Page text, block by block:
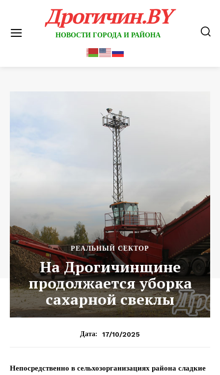
Дрогичин.BY
НОВОСТИ ГОРОДА И РАЙОНА
РЕАЛЬНЫЙ СЕКТОР
На Дрогичинщине
продолжается уборка
сахарной свеклы
Дата: 17/10/2025
Непосредственно в сельхозорганизациях района сладкие